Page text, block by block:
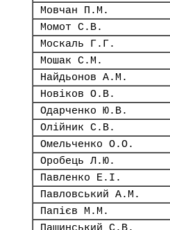
Мовчан П.М.
Момот С.В.
Москаль Г.Г.
Мошак С.М.
Найдьонов А.М.
Новіков О.В.
Одарченко Ю.В.
Олійник С.В.
Омельченко О.О.
Оробець Л.Ю.
Павленко Е.І.
Павловський А.М.
Папієв М.М.